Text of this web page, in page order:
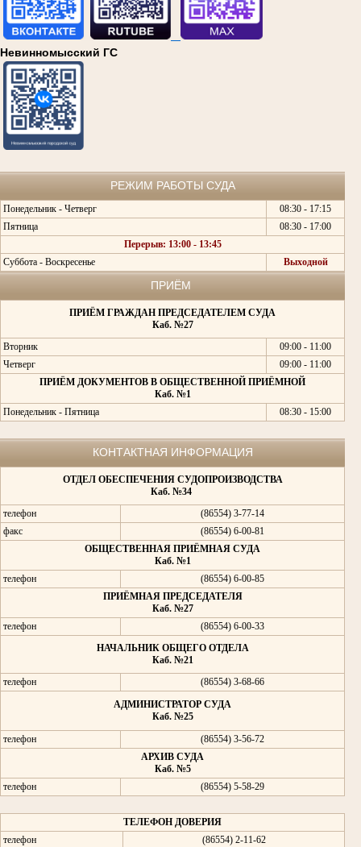
Невинномысский ГС
РЕЖИМ РАБОТЫ СУДА
Понедельник - Четверг
08:30 - 17:15
Пятница
08:30 - 17:00
Перерыв: 13:00 - 13:45
Суббота - Воскресенье
Выходной
ПРИЁМ
ПРИЁМ ГРАЖДАН ПРЕДСЕДАТЕЛЕМ СУДА
Каб. №27
Вторник
09:00 - 11:00
Четверг
09:00 - 11:00
ПРИЁМ ДОКУМЕНТОВ В ОБЩЕСТВЕННОЙ ПРИЁМНОЙ
Каб. №1
Понедельник - Пятница
08:30 - 15:00
КОНТАКТНАЯ ИНФОРМАЦИЯ
ОТДЕЛ ОБЕСПЕЧЕНИЯ СУДОПРОИЗВОДСТВА
Каб. №34
телефон
(86554) 3-77-14
факс
(86554) 6-00-81
ОБЩЕСТВЕННАЯ ПРИЁМНАЯ СУДА
Каб. №1
телефон
(86554) 6-00-85
ПРИЁМНАЯ ПРЕДСЕДАТЕЛЯ
Каб. №27
телефон
(86554) 6-00-33
НАЧАЛЬНИК ОБЩЕГО ОТДЕЛА
Каб. №21
телефон
(86554) 3-68-66
АДМИНИСТРАТОР СУДА
Каб. №25
телефон
(86554) 3-56-72
АРХИВ СУДА
Каб. №5
телефон
(86554) 5-58-29
ТЕЛЕФОН ДОВЕРИЯ
телефон
(86554) 2-11-62